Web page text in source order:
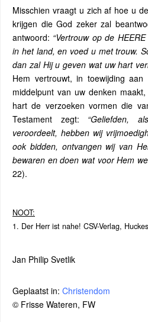
Misschien vraagt u zich af hoe u
krijgen die God zeker zal
antwoord: “Vertrouw op de
in het land, en voed u met trouw.
dan zal Hij u geven wat uw hart
Hem vertrouwt, in toewijding
middelpunt van uw denken
hart de verzoeken vormen die
Testament zegt: “Geliefden,
veroordeelt, hebben wij
ook bidden, ontvangen wij van
bewaren en doen wat voor Hem
22).
NOOT:
1. Der Herr ist nahe! CSV-Verlag,
Jan Philip Svetlik
Geplaatst in: Christendom
© Frisse Wateren, FW